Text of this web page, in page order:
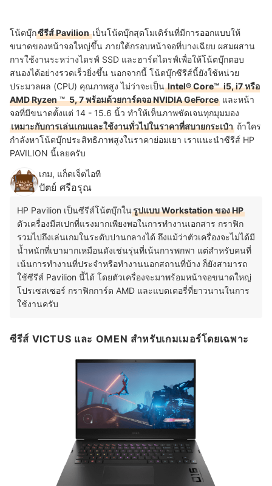
โน้ตบุ๊กซีรีส์ Pavilionเป็นโน้ตบุ๊กสุดโมเดิร์นที่มีการออกแบบให้
ขนาดของหน้าจอใหญ่ขึ้น ภายใต้กรอบหน้าจอที่บางเฉียบ ผสมผสาน
การใช้งานระหว่างไดรฟ์ SSD และฮาร์ดไดรฟ์เพื่อให้โน้ตบุ๊กตอบ
สนองได้อย่างรวดเร็วยิ่งขึ้น นอกจากนี้ โน้ตบุ๊กซีรีส์นี้ยังใช้หน่วย
ประมวลผล (CPU) คุณภาพสูง ไม่ว่าจะเป็นIntel® Core™ i5, i7 หรือ
AMD Ryzen ™ 5, 7 พร้อมด้วยการ์ดจอ NVIDIA GeForce และหน้า
จอที่มีขนาดตั้งแต่ 14 - 15.6 นิ้ว ทำให้เห็นภาพชัดเจนทุกมุมมอง
เหมาะกับการเล่นเกมและใช้งานทั่วไปในราคาที่สบายกระเป๋า ถ้าใคร
กำลังหาโน้ตบุ๊กประสิทธิภาพสูงในราคาย่อมเยา เราแนะนำซีรีส์ HP
PAVILION นี้เลยครับ
เกม, แก็ดเจ็ตไอที
ปัตย์ ศรีอรุณ
HP Pavilion เป็นซีรีส์โน้ตบุ๊กในรูปแบบ Workstation ของ HP
ตัวเครื่องมีสเปกที่แรงมากเพียงพอในการทำงานเอกสาร กราฟิก
รวมไปถึงเล่นเกมในระดับปานกลางได้ ถึงแม้ว่าตัวเครื่องจะไม่ได้มี
น้ำหนักที่เบามากเหมือนดังเช่นรุ่นที่เน้นการพกพา แต่สำหรับคนที่
เน้นการทำงานที่ประจำหรือทำงานนอกสถานที่บ้าง ก็ยังสามารถ
ใช้ซีรีส์ Pavilion นี้ได้ โดยตัวเครื่องจะมาพร้อมหน้าจอขนาดใหญ่
โปรเซสเซอร์ กราฟิกการ์ด AMD และแบตเตอรี่ที่ยาวนานในการ
ใช้งานครับ
ซีรีส์ VICTUS และ OMEN สำหรับเกมเมอร์โดยเฉพาะ